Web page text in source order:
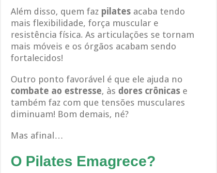
Além disso, quem faz pilates acaba tendo
mais flexibilidade, força muscular e
resistência física. As articulações se tornam
mais móveis e os órgãos acabam sendo
fortalecidos!
Outro ponto favorável é que ele ajuda no
combate ao estresse, às dores crônicas e
também faz com que tensões musculares
diminuam! Bom demais, né?
Mas afinal…
O Pilates Emagrece?